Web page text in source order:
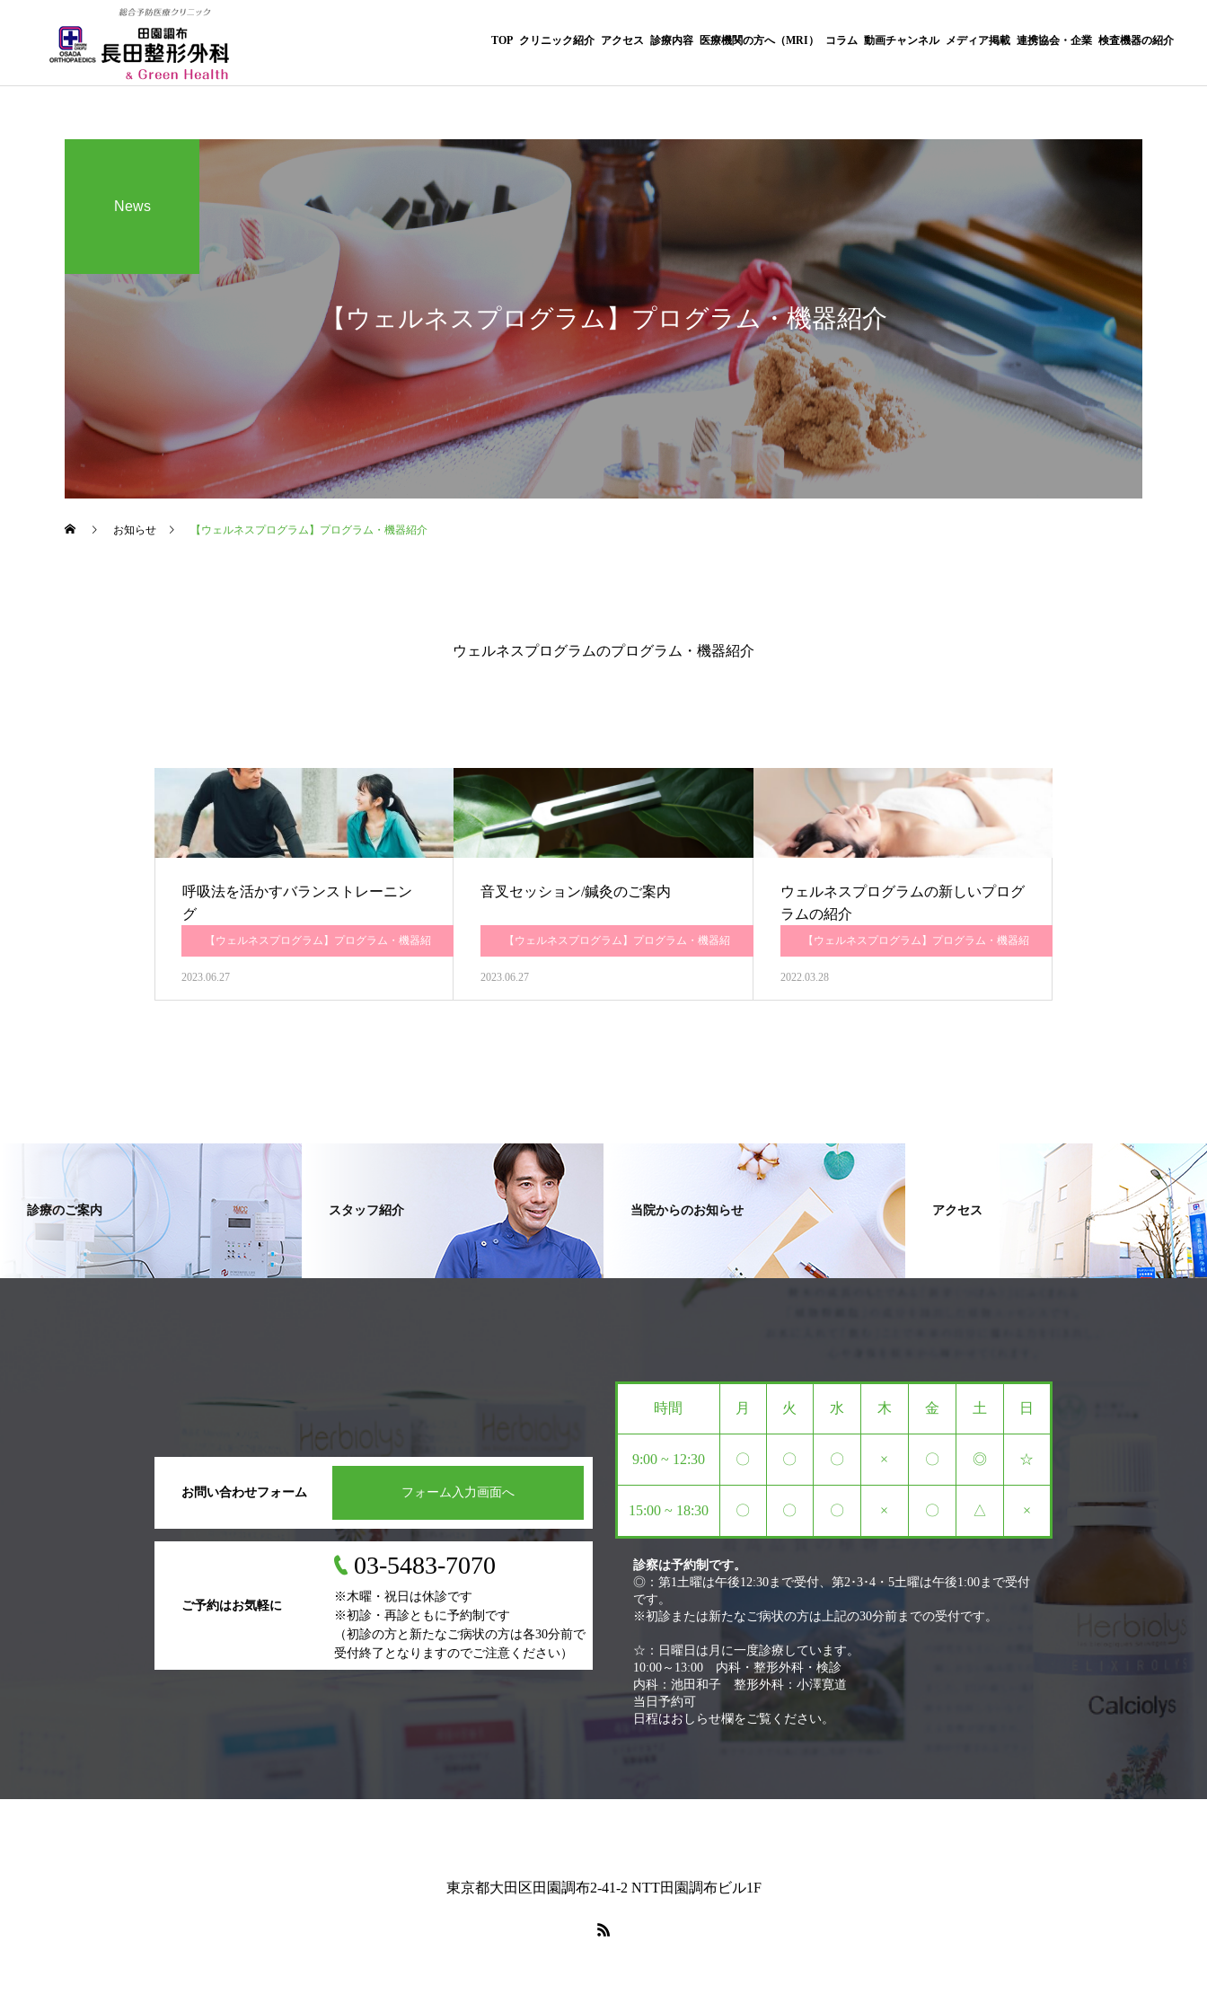
TOP クリニック紹介 アクセス 診療内容 医療機関の方へ（MRI） コラム 動画チャンネル メディア掲載 連携協会・企業 検査機器の紹介
整形外科 リハビリテーション科
自然療法）
【ウェルネスプログラム】プログラム・機器紹介
News
お知らせ 【ウェルネスプログラム】プログラム・機器紹介
ウェルネスプログラムのプログラム・機器紹介
【ウェルネスプログラム】プログラム・機器紹
呼吸法を活かすバランストレーニン
グ
2023.06.27
【ウェルネスプログラム】プログラム・機器紹
音叉セッション/鍼灸のご案内
2023.06.27
【ウェルネスプログラム】プログラム・機器紹
ウェルネスプログラムの新しいプログ
ラムの紹介
2022.03.28
診療のご案内 スタッフ紹介 当院からのお知らせ アクセス
お問い合わせフォーム フォーム入力画面へ
ご予約はお気軽に
03-5483-7070
※木曜・祝日は休診です
※初診・再診ともに予約制です
（初診の方と新たなご病状の方は各30分前で
受付終了となりますのでご注意ください）
時間 月 火 水 木 金 土 日
9:00 ~ 12:30 〇 〇 〇 × 〇 ◎ ☆
15:00 ~ 18:30 〇 〇 〇 × 〇 △ ×
診察は予約制です。
◎：第1土曜は午後12:30まで受付、第2･3･4・5土曜は午後1:00まで受付
です。
※初診または新たなご病状の方は上記の30分前までの受付です。
☆：日曜日は月に一度診療しています。
10:00～13:00 内科・整形外科・検診
内科：池田和子 整形外科：小澤寛道
当日予約可
日程はおしらせ欄をご覧ください。
東京都大田区田園調布2-41-2 NTT田園調布ビル1F